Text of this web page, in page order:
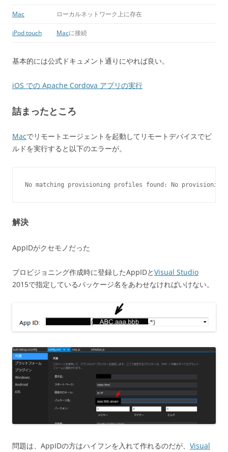
Mac ローカルネットワーク上に存在
iPod touch Macに接続
基本的には公式ドキュメント通りにやれば良い。
iOS での Apache Cordova アプリの実行
詰まったところ
Macでリモートエージェントを起動してリモートデバイスでビ
ルドを実行すると以下のエラーが。
No matching provisioning profiles found: No
解決
AppIDがクセモノだった
プロビジョニング作成時に登録したAppIDとVisual Studio
2015で指定しているパッケージ名をあわせなければいけない。
問題は、AppIDの方はハイフンを入れて作れるのだが、 Visual